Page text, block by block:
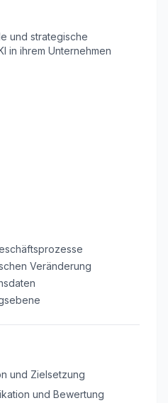
und strategische
in ihrem Unternehmen
Veränderung
und Zielsetzung
und Bewertung